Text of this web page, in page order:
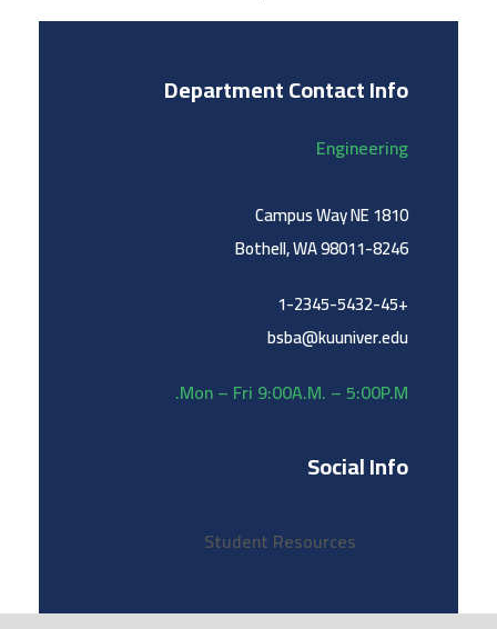
Department Contact Info
Engineering
1810 Campus Way NE
Bothell, WA 98011-8246
+1-2345-5432-45
bsba@kuuniver.edu
Mon – Fri 9:00A.M. – 5:00P.M.
Social Info
Student Resources